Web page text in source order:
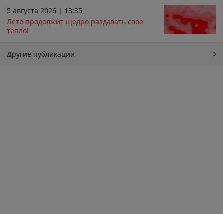
5 августа 2026 | 13:35
Лето продолжит щедро раздавать своё
тепло!
Другие публикации